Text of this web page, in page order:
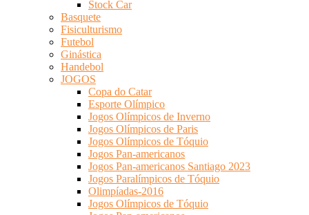
Stock Car
Basquete
Fisiculturismo
Futebol
Ginástica
Handebol
JOGOS
Copa do Catar
Esporte Olímpico
Jogos Olímpicos de Inverno
Jogos Olímpicos de Paris
Jogos Olímpicos de Tóquio
Jogos Pan-americanos
Jogos Pan-americanos Santiago 2023
Jogos Paralímpicos de Tóquio
Olimpíadas-2016
Jogos Olímpicos de Tóquio